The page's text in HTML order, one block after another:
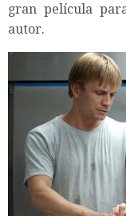
gran película
autor.